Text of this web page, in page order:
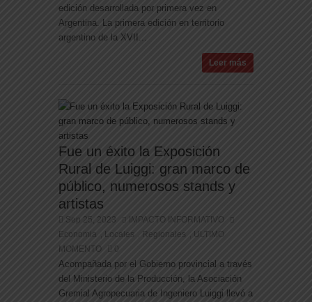
edición desarrollada por primera vez en
Argentina. La primera edición en territorio
argentino de la XVII...
Leer más
Fue un éxito la Exposición
Rural de Luiggi: gran marco de
público, numerosos stands y
artistas
Sep 25, 2023
IMPACTO INFORMATIVO
Economia
Locales Regionales
ULTIMO
MOMENTO
0
Acompañada por el Gobierno provincial a través
del Ministerio de la Producción, la Asociación
Gremial Agropecuaria de Ingeniero Luiggi llevó a